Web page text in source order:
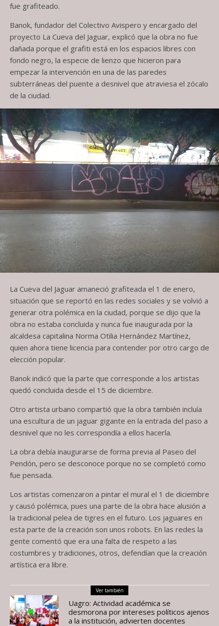
fue grafiteado.
Banok, fundador del Colectivo Avispero y encargado del
proyecto La Cueva del Jaguar, explicó que la obra no fue
dañada porque el grafiti está en los espacios libres con
fondo negro, la especie de lienzo que hicieron para
empezar la intervención en una de las paredes
subterráneas del puente a desnivel que atraviesa el zócalo
de la ciudad.
La Cueva del Jaguar amaneció grafiteada el 1 de enero,
situación que se reportó en las redes sociales y se volvió a
generar otra polémica en la ciudad, porque se dijo que la
obra no estaba concluida y nunca fue inaugurada por la
alcaldesa capitalina Norma Otilia Hernández Martínez,
quien ahora tiene licencia para contender por otro cargo de
elección popular.
Banok indicó que la parte que corresponde a los artistas
quedó concluida desde el 15 de diciembre.
Otro artista urbano compartió que la obra también incluía
una escultura de un jaguar gigante en la entrada del paso a
desnivel que no les correspondía a ellos hacerla.
La obra debía inaugurarse de forma previa al Paseo del
Pendón, pero se desconoce porque no se completó como
fue pensada.
Los artistas comenzaron a pintar el mural el 1 de diciembre
y causó polémica, pues una parte de la obra hace alusión a
la tradicional pelea de tigres en el futuro. Los jaguares en
esta parte de la creación son unos robots. En las redes la
gente comentó que era una falta de respeto a las
costumbres y tradiciones, otros, defendían que la creación
artística era libre.
Ver también
Uagro: Actividad académica se
desmorona por intereses políticos ajenos
a la institución, advierten docentes